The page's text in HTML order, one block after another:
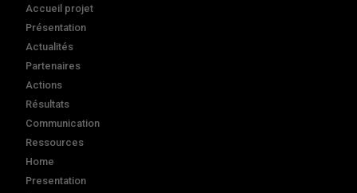
Accueil projet
Présentation
Actualités
Partenaires
Actions
Résultats
Communication
Ressources
Home
Presentation